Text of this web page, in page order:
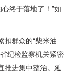
终于落地了！”如
扣群众的“柴米油
纪检监察机关紧密
推进集中整治。延